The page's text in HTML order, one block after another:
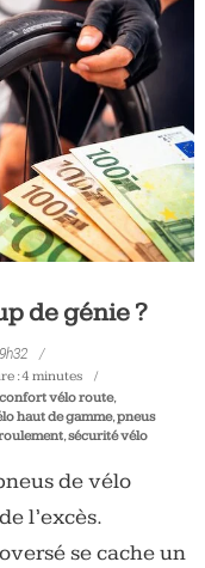
de génie ?
:4 minutes
confort vélo route,
haut de gamme,pneus
,sécurité vélo
de vélo
l’excès.
se cache un